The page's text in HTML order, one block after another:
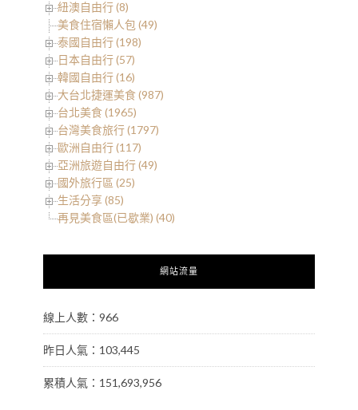
紐澳自由行 (8)
美食住宿懶人包 (49)
泰國自由行 (198)
日本自由行 (57)
韓國自由行 (16)
大台北捷運美食 (987)
台北美食 (1965)
台灣美食旅行 (1797)
歐洲自由行 (117)
亞洲旅遊自由行 (49)
國外旅行區 (25)
生活分享 (85)
再見美食區(已歇業) (40)
網站流量
線上人數：966
昨日人氣：103,445
累積人氣：151,693,956